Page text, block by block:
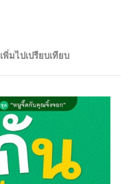
เพิ่มไปเปรียบเทียบ